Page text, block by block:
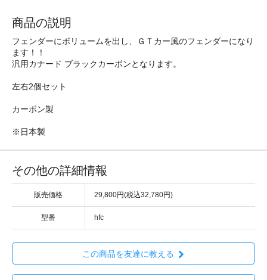
商品の説明
フェンダーにボリュームを出し、ＧＴカー風のフェンダーになり
ます！！
汎用カナード ブラックカーボンとなります。
左右2個セット
カーボン製
※日本製
その他の詳細情報
販売価格 29,800円(税込32,780円)
型番 hfc
この商品を友達に教える